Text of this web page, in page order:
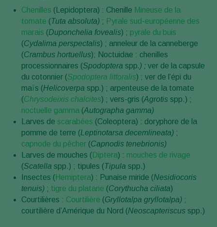
Chenilles (Lepidoptera) : Chenille Mineuse de la
tomate (Tuta absoluta) ; Pyrale sud-européenne des
marais (Duponchelia fovealis) ; pyrale du buis
(Cydalima perspectalis) ; anneleur de la canneberge
(Crambus hortuellus); Noctuidae : chenilles
processionnaires (Spodoptera spp.) ; ver de la capsule
du cotonnier (Spodoptera littoralis) ; ver de l’épi du
maïs (Helicoverpa spp.) ; arpenteuse de la tomate
(Chrysodeixis chalcites) ; vers-gris (Agrotis spp.) ;
noctuelle gamma (Autographa gamma)
Larves de scarabées (Coleoptera) : doryphore de la
pomme de terre (Leptinotarsa decemlineata) ;
capnode du pêcher (Capnodis tenebrionis)
Larves de mouches (Diptera) : mouches de rivage
(Scatella spp.) ; tipules (Tipula spp.)
Insectes (Hemiptera) : Punaise miride (Nesidiocoris
tenuis) ; tigre du platane (Corythucha ciliata)
Courtilières : Courtilière (Gryllotalpa gryllotalpa) ;
courtilière d’Amérique du Nord (Neoscapteriscus spp.)